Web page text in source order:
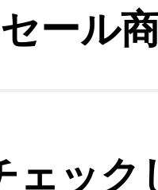
セール
ェック